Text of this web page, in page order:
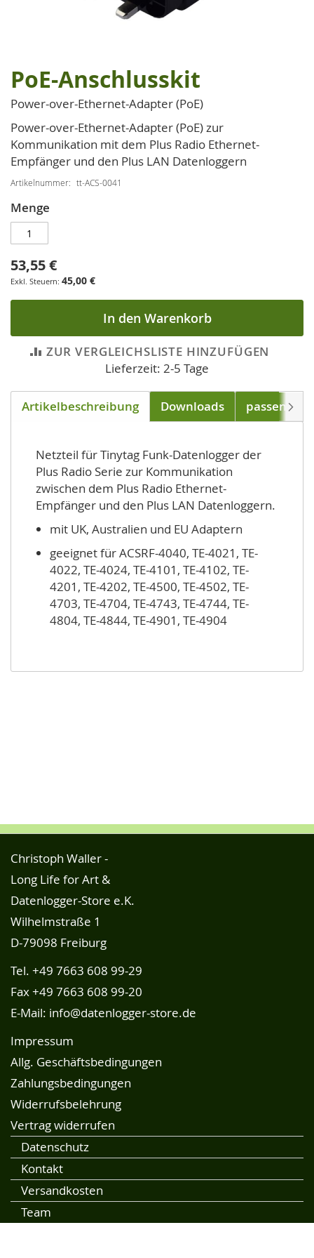
Zum
Anfang
der
Bildgalerie
springen
PoE-Anschlusskit
Power-over-Ethernet-Adapter (PoE)
Power-over-Ethernet-Adapter (PoE) zur
Kommunikation mit dem Plus Radio Ethernet-
Empfänger und den Plus LAN Datenloggern
Artikelnummer tt-ACS-0041
Menge
53,55 €
45,00 €
In den Warenkorb
ZUR VERGLEICHSLISTE HINZUFÜGEN
Lieferzeit: 2-5 Tage
Artikelbeschreibung Downloads passend für
Netzteil für Tinytag Funk-Datenlogger der
Plus Radio Serie zur Kommunikation
zwischen dem Plus Radio Ethernet-
Empfänger und den Plus LAN Datenloggern.
mit UK, Australien und EU Adaptern
geeignet für ACSRF-4040, TE-4021, TE-
4022, TE-4024, TE-4101, TE-4102, TE-
4201, TE-4202, TE-4500, TE-4502, TE-
4703, TE-4704, TE-4743, TE-4744, TE-
4804, TE-4844, TE-4901, TE-4904
Christoph Waller -
Long Life for Art &
Datenlogger-Store e.K.
Wilhelmstraße 1
D-79098 Freiburg
Tel. +49 7663 608 99-29
Fax +49 7663 608 99-20
E-Mail: info@datenlogger-store.de
Impressum
Allg. Geschäftsbedingungen
Zahlungsbedingungen
Widerrufsbelehrung
Vertrag widerrufen
Datenschutz
Kontakt
Versandkosten
Team